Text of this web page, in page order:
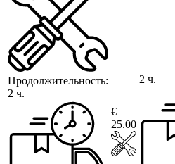
Продолжительность:
2 ч.
€
25.00
2 ч.